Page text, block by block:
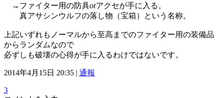
→ファイター用の防具orアクセが手に入る。
真アサシンウルフの落し物（宝箱）という名称。
上記いずれもノーマルから至高までのファイター用の装備品
からランダムなので
必ずしも破壊の心得が手に入るわけではないです。
2014年4月15日 20:35 | 通報
3